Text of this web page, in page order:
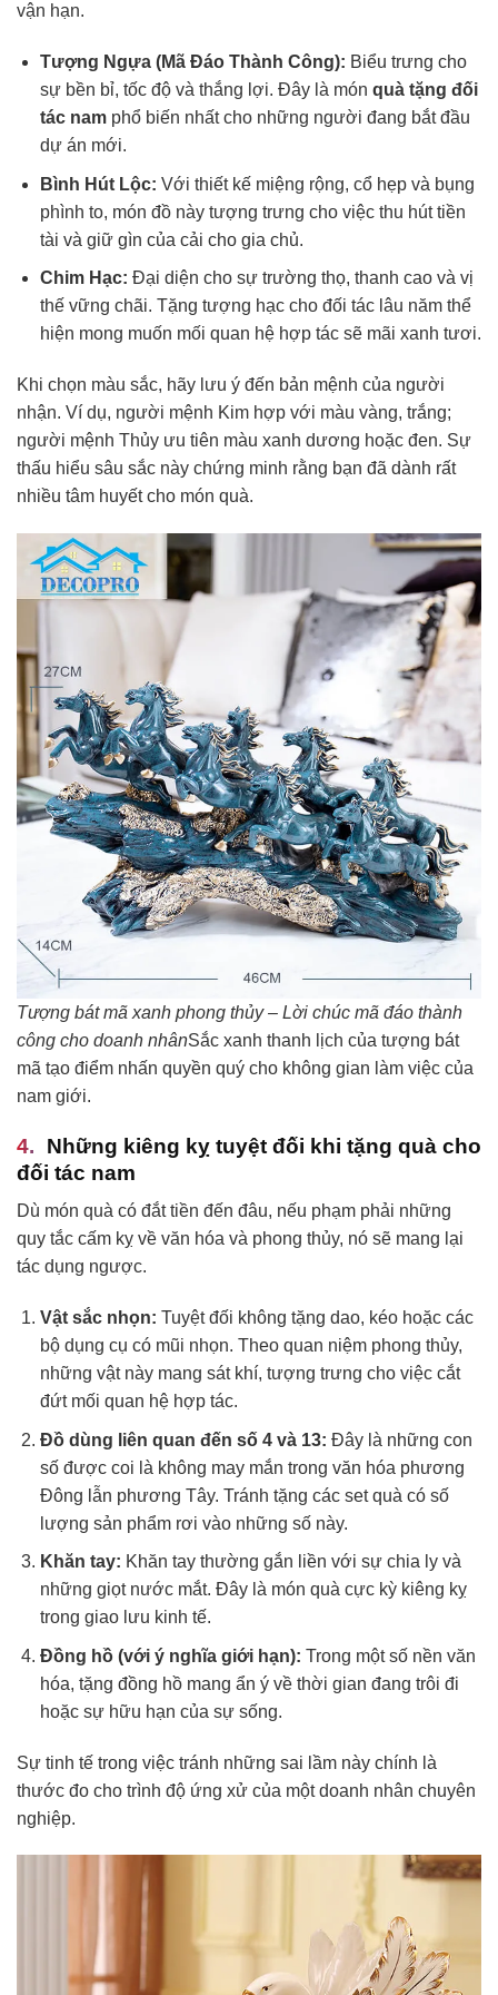
vận hạn.
Tượng Ngựa (Mã Đáo Thành Công): Biểu trưng cho
sự bền bỉ, tốc độ và thắng lợi. Đây là món quà tặng đối
tác namphổ biến nhất cho những người đang bắt đầu
dự án mới.
Bình Hút Lộc: Với thiết kế miệng rộng, cổ hẹp và bụng
phình to, món đồ này tượng trưng cho việc thu hút tiền
tài và giữ gìn của cải cho gia chủ.
Chim Hạc: Đại diện cho sự trường thọ, thanh cao và vị
thế vững chãi. Tặng tượng hạc cho đối tác lâu năm thể
hiện mong muốn mối quan hệ hợp tác sẽ mãi xanh tươi.
Khi chọn màu sắc, hãy lưu ý đến bản mệnh của người
nhận. Ví dụ, người mệnh Kim hợp với màu vàng, trắng;
người mệnh Thủy ưu tiên màu xanh dương hoặc đen. Sự
thấu hiểu sâu sắc này chứng minh rằng bạn đã dành rất
nhiều tâm huyết cho món quà.
Tượng bát mã xanh phong thủy – Lời chúc mã đáo thành
công cho doanh nhânSắc xanh thanh lịch của tượng bát
mã tạo điểm nhấn quyền quý cho không gian làm việc của
nam giới.
Những kiêng kỵ tuyệt đối khi tặng quà cho
đối tác nam
Dù món quà có đắt tiền đến đâu, nếu phạm phải những
quy tắc cấm kỵ về văn hóa và phong thủy, nó sẽ mang lại
tác dụng ngược.
Vật sắc nhọn: Tuyệt đối không tặng dao, kéo hoặc các
bộ dụng cụ có mũi nhọn. Theo quan niệm phong thủy,
những vật này mang sát khí, tượng trưng cho việc cắt
đứt mối quan hệ hợp tác.
Đồ dùng liên quan đến số 4 và 13: Đây là những con
số được coi là không may mắn trong văn hóa phương
Đông lẫn phương Tây. Tránh tặng các set quà có số
lượng sản phẩm rơi vào những số này.
Khăn tay: Khăn tay thường gắn liền với sự chia ly và
những giọt nước mắt. Đây là món quà cực kỳ kiêng kỵ
trong giao lưu kinh tế.
Đồng hồ (với ý nghĩa giới hạn): Trong một số nền văn
hóa, tặng đồng hồ mang ẩn ý về thời gian đang trôi đi
hoặc sự hữu hạn của sự sống.
Sự tinh tế trong việc tránh những sai lầm này chính là
thước đo cho trình độ ứng xử của một doanh nhân chuyên
nghiệp.